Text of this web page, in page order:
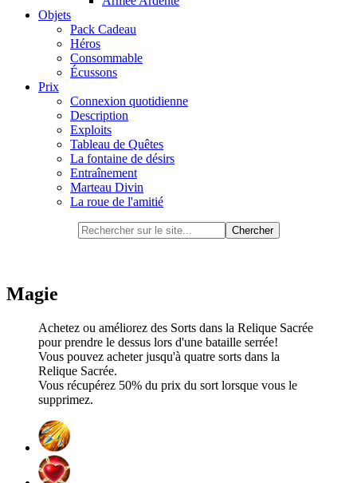
Objets
Pack Cadeau
Héros
Consommable
Écussons
Prix
Connexion quotidienne
Description
Exploits
Tableau de Quêtes
La fontaine de désirs
Entraînement
Marteau Divin
La roue de l'amitié
Magie
Achetez ou améliorez des Sorts dans la Relique Sacrée
pour prendre le dessus lors d'une bataille serrée!
Vous pouvez acheter jusqu'à quatre sorts dans la
Relique Sacrée.
Vous récupérez 50% du prix du sort lorsque vous le
supprimez.